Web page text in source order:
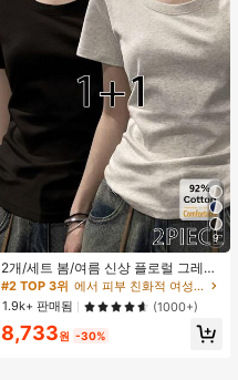
9
2개/세트 봄/여름 신상 플로럴 그레이
+ 블랙 반팔 티셔츠, 여성 슬림핏 솔리
드 컬러 언더셔츠 캐주얼
#2 TOP 3위
에서 피부 친화적 여성 상의, 블라우스 & 티
높은 재방문 고객
40+ 명 "여름옷"
#2 TOP 3위
에서 피부 친화적 여성 상의, 블라우스 & 티
높은 재방문 고객
40+ 명 "여름옷"
#2 TOP 3위
에서 피부 친화적 여성 상의, 블라우스 & 티
높은 재방문 고객
40+ 명 "여름옷"
#2 TOP 3위
에서 피부 친화적 여성 상의, 블라우스 & 티
높은 재방문 고객
40+ 명 "여름옷"
1.9k+ 판매됨 (1000+)
8,733원 -30%